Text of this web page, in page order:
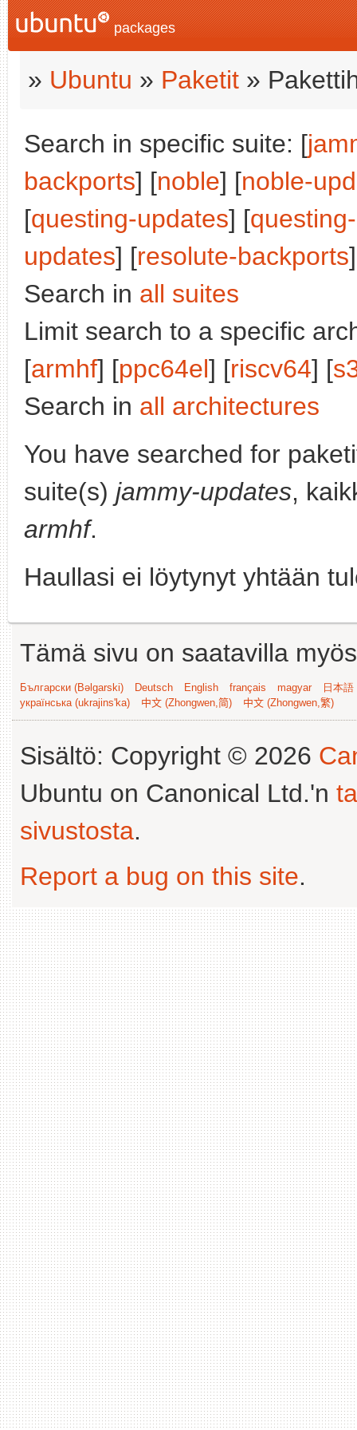
packages
» Ubuntu » Paketit »
Search in specific suite: [
backports] [noble] [noble-
[questing-updates] [
updates] [resolute-backports
Search in all suites
Limit search to a specific
[armhf] [ppc64el] [riscv64] [
Search in all architectures
You have searched for
suite(s) jammy-updates,
armhf.
Haullasi ei löytynyt yhtään
Tämä sivu on saatavilla
Български (Bəlgarski) Deutsch English français magyar
日本
українська (ukrajins'ka)
中文 (Zhongwen,简) 中文 (Zhongwen,繁)
Sisältö: Copyright © 2026
Ubuntu on Canonical Ltd.'n
sivustosta.
Report a bug on this site.